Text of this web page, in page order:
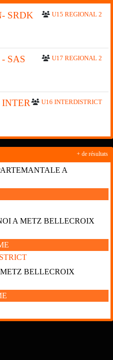
U15 REGIONAL 2
SRDK
U17 REGIONAL 2
SAS
U16 INTERDISTRICT
A
A METZ BELLECROIX
BELLECROIX
+ de résultats